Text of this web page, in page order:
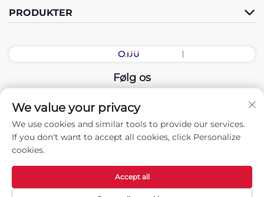
PRODUKTER
Følg os
Copyright © 2026 China Guangdong Udstillingshal Intelligent
Equipment Co., Ltd. Alle rettigheder forbeholdes. -
Privatlivspolitik
We value your privacy
We use cookies and similar tools to provide our services.
If you don't want to accept all cookies, click Personalize
cookies.
Accept all